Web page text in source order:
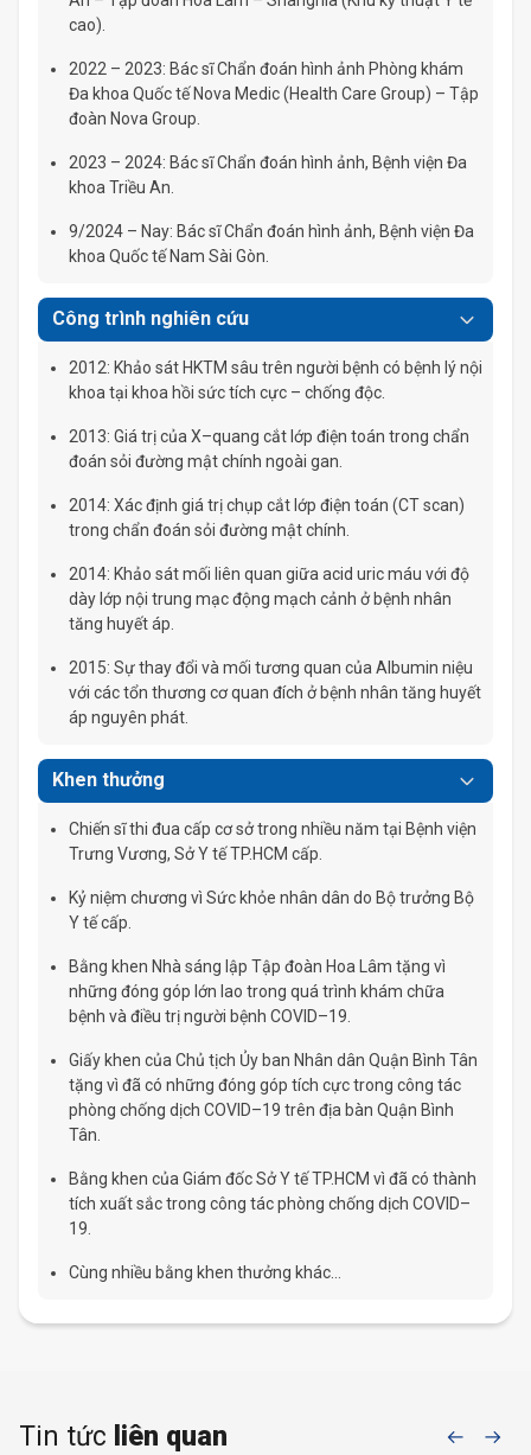
cao).
2022 – 2023: Bác sĩ Chẩn đoán hình ảnh Phòng khám
Đa khoa Quốc tế Nova Medic (Health Care Group) – Tập
đoàn Nova Group.
2023 – 2024: Bác sĩ Chẩn đoán hình ảnh, Bệnh viện Đa
khoa Triều An.
9/2024 – Nay: Bác sĩ Chẩn đoán hình ảnh, Bệnh viện Đa
khoa Quốc tế Nam Sài Gòn.
Công trình nghiên cứu
2012: Khảo sát HKTM sâu trên người bệnh có bệnh lý nội
khoa tại khoa hồi sức tích cực – chống độc.
2013: Giá trị của X–quang cắt lớp điện toán trong chẩn
đoán sỏi đường mật chính ngoài gan.
2014: Xác định giá trị chụp cắt lớp điện toán (CT scan)
trong chẩn đoán sỏi đường mật chính.
2014: Khảo sát mối liên quan giữa acid uric máu với độ
dày lớp nội trung mạc động mạch cảnh ở bệnh nhân
tăng huyết áp.
2015: Sự thay đổi và mối tương quan của Albumin niệu
với các tổn thương cơ quan đích ở bệnh nhân tăng huyết
áp nguyên phát.
Khen thưởng
Chiến sĩ thi đua cấp cơ sở trong nhiều năm tại Bệnh viện
Trưng Vương, Sở Y tế TP.HCM cấp.
Kỷ niệm chương vì Sức khỏe nhân dân do Bộ trưởng Bộ
Y tế cấp.
Bằng khen Nhà sáng lập Tập đoàn Hoa Lâm tặng vì
những đóng góp lớn lao trong quá trình khám chữa
bệnh và điều trị người bệnh COVID–19.
Giấy khen của Chủ tịch Ủy ban Nhân dân Quận Bình Tân
tặng vì đã có những đóng góp tích cực trong công tác
phòng chống dịch COVID–19 trên địa bàn Quận Bình
Tân.
Bằng khen của Giám đốc Sở Y tế TP.HCM vì đã có thành
tích xuất sắc trong công tác phòng chống dịch COVID–
19.
Cùng nhiều bằng khen thưởng khác…
Tin tức liên quan